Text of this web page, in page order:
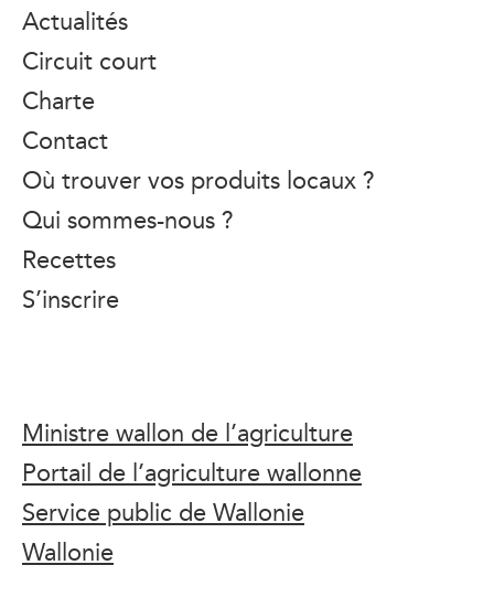
Actualités
Circuit court
Charte
Contact
Où trouver vos produits locaux ?
Qui sommes-nous ?
Recettes
S’inscrire
Ministre wallon de l’agriculture
Portail de l’agriculture wallonne
Service public de Wallonie
Wallonie